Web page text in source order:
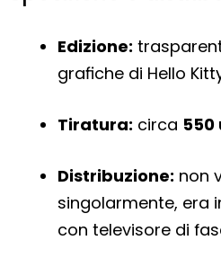
Edizione:
grafiche di Hello
Tiratura: circa 550
Distribuzione: non
singolarmente, era
con televisore di